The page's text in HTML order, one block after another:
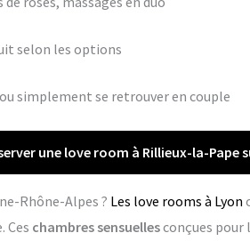
selon les options
simplement se retrouver en couple
une love room à Rillieux-la-Pape
Rhône-Alpes ? Les love rooms à Lyon
Ces chambres sensuellesconçues pour